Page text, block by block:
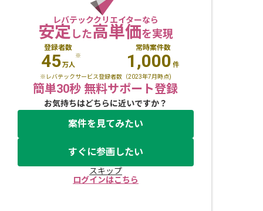
レバテッククリエイターなら
安定した高単価を実現
登録者数
45万人
※
常時案件数
1,000 件
※レバテックサービス登録者数（2023年7月時点)
簡単30秒 無料サポート登録
お気持ちはどちらに近いですか？
案件を見てみたい
すぐに参画したい
スキップ
ログインはこちら